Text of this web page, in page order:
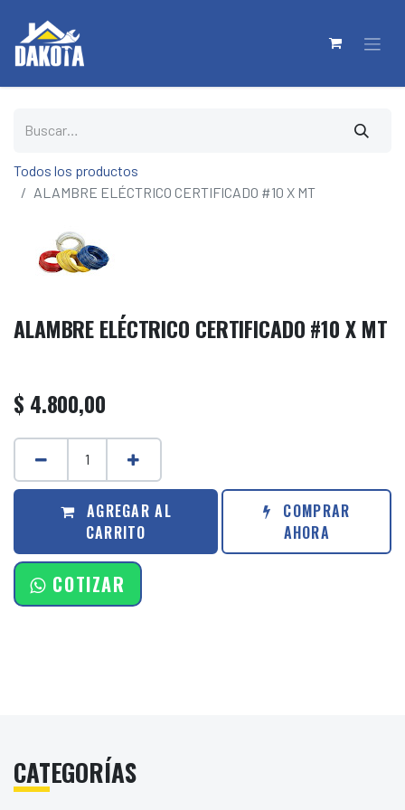
Todos los productos
ALAMBRE ELÉCTRICO CERTIFICADO #10 X MT
ALAMBRE ELÉCTRICO CERTIFICADO #10 X MT
$ 4.800,00
AGREGAR AL
CARRITO
COMPRAR
AHORA
COTIZAR
CATEGORÍAS